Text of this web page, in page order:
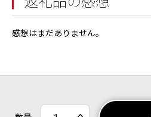
感想はまだありません。